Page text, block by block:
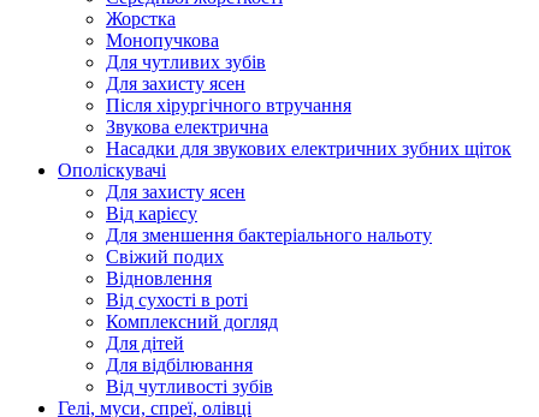
Жорстка
Монопучкова
Для чутливих зубів
Для захисту ясен
Після хірургічного втручання
Звукова електрична
Насадки для звукових електричних зубних щіток
Ополіскувачі
Для захисту ясен
Від карієсу
Для зменшення бактеріального нальоту
Свіжий подих
Відновлення
Від сухості в роті
Комплексний догляд
Для дітей
Для відбілювання
Від чутливості зубів
Гелі, муси, спреї, олівці